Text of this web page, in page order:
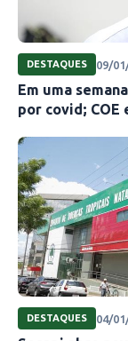
DESTAQUES 09/
Em uma
por covid; COE
DESTAQUES 04/